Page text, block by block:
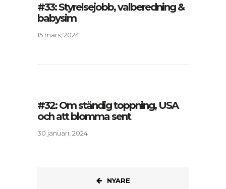
#33: Styrelsejobb, valberedning &
babysim
15 mars, 2024
#32: Om ständig toppning, USA
och att blomma sent
30 januari, 2024
NYARE